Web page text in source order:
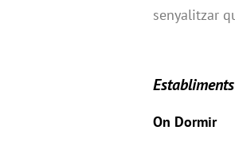
senyalitzar
On Dormir